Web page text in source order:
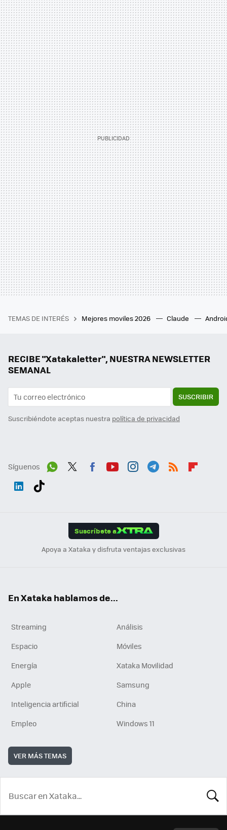
TEMAS DE INTERÉS Mejores moviles 2026 Claude
RECIBE "Xatakaletter", NUESTRA NEWSLETTER
SEMANAL
SUSCRIBIR
Suscribiéndote aceptas nuestra política de privacidad
Síguenos
Suscríbete a
Apoya a Xataka y disfruta ventajas exclusivas
En Xataka hablamos de...
Streaming
Análisis
Espacio
Móviles
Energía
Xataka Movilidad
Apple
Samsung
Inteligencia artificial
China
Empleo
Windows 11
VER MÁS TEMAS